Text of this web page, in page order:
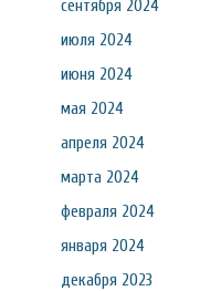
сентября 2024
июля 2024
июня 2024
мая 2024
апреля 2024
марта 2024
февраля 2024
января 2024
декабря 2023